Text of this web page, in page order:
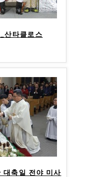
타클로스
축일 전야 미사